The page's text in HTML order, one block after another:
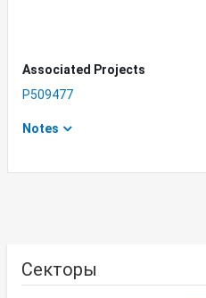
Associated Projects
P509477
Notes
Секторы